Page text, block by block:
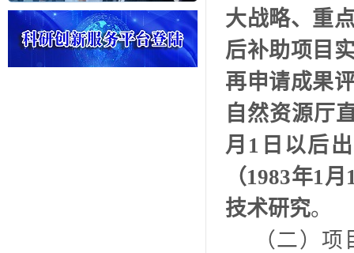
大战略、重
后补助项目
再申请成果
自然资源厅
月1日以后
（1983年1
技术研究。
（二）